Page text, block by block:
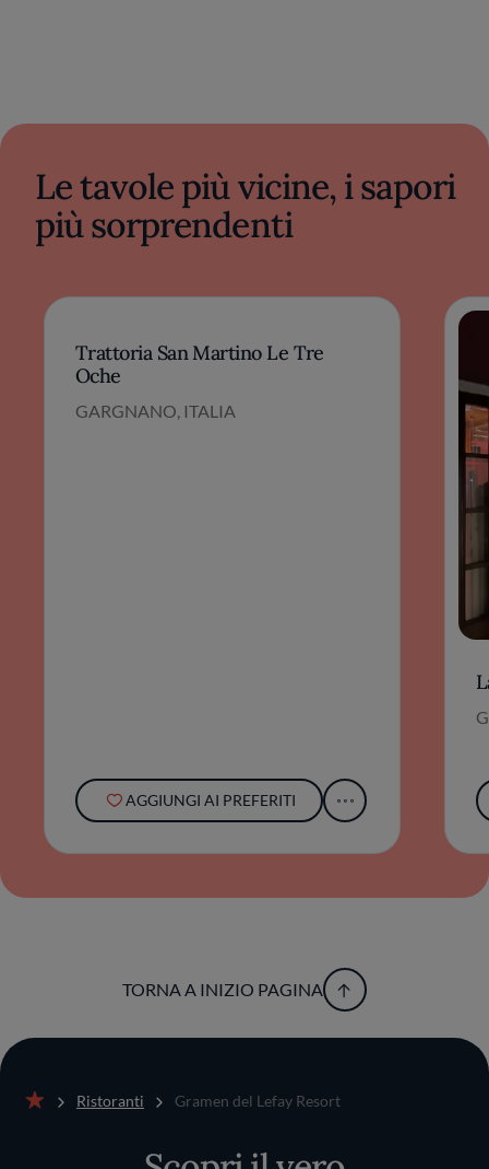
Le tavole più vicine, i sapori
più sorprendenti
Trattoria San Martino Le Tre
Oche
GARGNANO, ITALIA
AGGIUNGI AI PREFERITI
TORNA A INIZIO PAGINA
Ristoranti Gramen del Lefay Resort